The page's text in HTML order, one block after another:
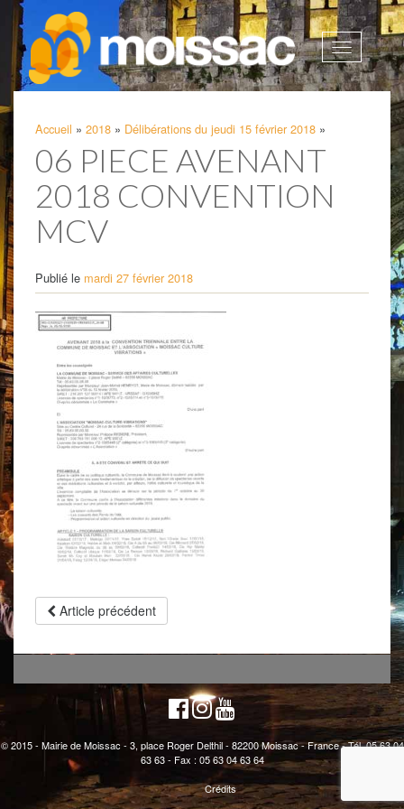
Afficher
la
Accueil » 2018 » Délibérations du jeudi 15 février 2018 »
06 PIECE AVENANT
2018 CONVENTION
MCV
Publié le mardi 27 février 2018
Article précédent
© 2015 - Mairie de Moissac - 3, place Roger Delthil - 82200 Moissac - France - Tél. 05 63 04
63 63 - Fax : 05 63 04 63 64
Crédits